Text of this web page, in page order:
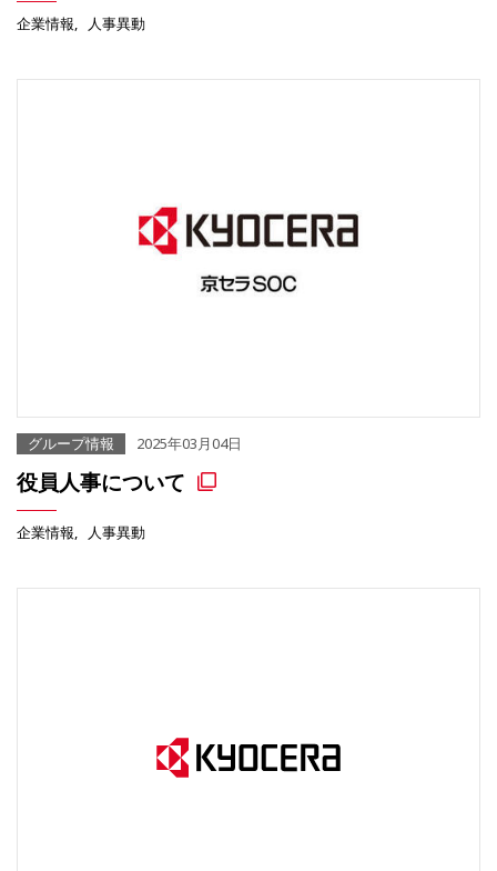
企業情報 人事異動
グループ情報 2025年03月04日
役員人事について
企業情報 人事異動